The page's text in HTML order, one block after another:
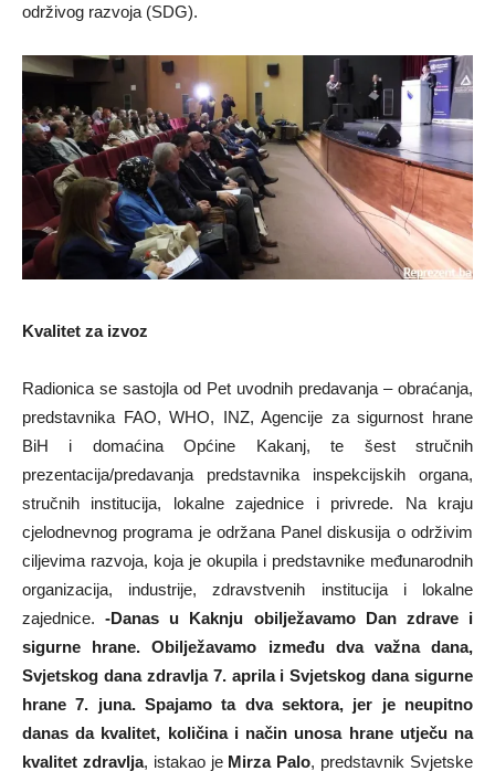
održivog razvoja (SDG).
Kvalitet za izvoz
Radionica se sastojla od Pet uvodnih predavanja – obraćanja,
predstavnika FAO, WHO, INZ, Agencije za sigurnost hrane
BiH i domaćina Općine Kakanj, te šest stručnih
prezentacija/predavanja predstavnika inspekcijskih organa,
stručnih institucija, lokalne zajednice i privrede. Na kraju
cjelodnevnog programa je održana Panel diskusija o održivim
ciljevima razvoja, koja je okupila i predstavnike međunarodnih
organizacija, industrije, zdravstvenih institucija i lokalne
zajednice.-Danas u Kaknju obilježavamo Dan zdrave i
sigurne hrane. Obilježavamo između dva važna dana,
Svjetskog dana zdravlja 7. aprila i Svjetskog dana sigurne
hrane 7. juna. Spajamo ta dva sektora, jer je neupitno
danas da kvalitet, količina i način unosa hrane utječu na
kvalitet zdravlja, istakao je Mirza Palo, predstavnik Svjetske